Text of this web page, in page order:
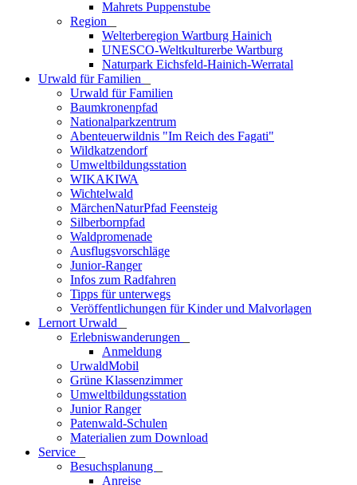
Mahrets Puppenstube
Region
Welterberegion Wartburg Hainich
UNESCO-Weltkulturerbe Wartburg
Naturpark Eichsfeld-Hainich-Werratal
Urwald für Familien
Urwald für Familien
Baumkronenpfad
Nationalparkzentrum
Abenteuerwildnis "Im Reich des Fagati"
Wildkatzendorf
Umweltbildungsstation
WIKAKIWA
Wichtelwald
MärchenNaturPfad Feensteig
Silberbornpfad
Waldpromenade
Ausflugsvorschläge
Junior-Ranger
Infos zum Radfahren
Tipps für unterwegs
Veröffentlichungen für Kinder und Malvorlagen
Lernort Urwald
Erlebniswanderungen
Anmeldung
UrwaldMobil
Grüne Klassenzimmer
Umweltbildungsstation
Junior Ranger
Patenwald-Schulen
Materialien zum Download
Service
Besuchsplanung
Anreise